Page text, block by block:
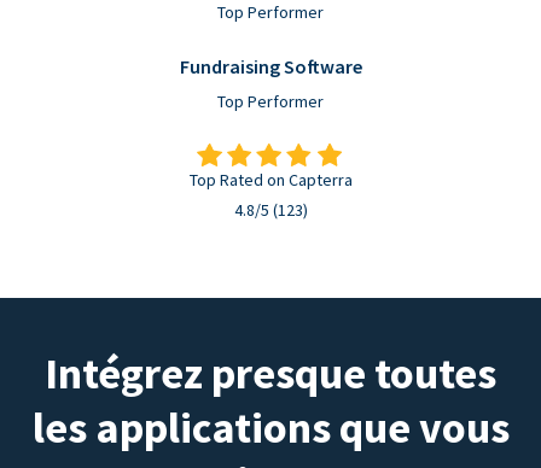
Top Performer
Fundraising Software
Top Performer
Top Rated on Capterra
4.8/5 (123)
Intégrez presque toutes
les applications que vous